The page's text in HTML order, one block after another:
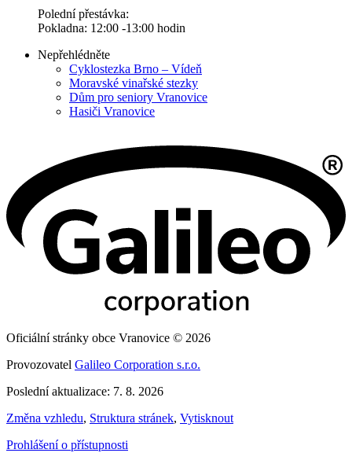
Polední přestávka:
Pokladna: 12:00 -13:00 hodin
Nepřehlédněte
Cyklostezka Brno – Vídeň
Moravské vinařské stezky
Dům pro seniory Vranovice
Hasiči Vranovice
Oficiální stránky obce Vranovice © 2026
Provozovatel Galileo Corporation s.r.o.
Poslední aktualizace: 7. 8. 2026
Změna vzhledu, Struktura stránek, Vytisknout
Prohlášení o přístupnosti